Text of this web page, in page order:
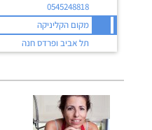
0545248818
מקום הקליניקה
תל אביב ופרדס חנה